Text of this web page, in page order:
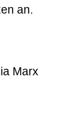
an.
Marx